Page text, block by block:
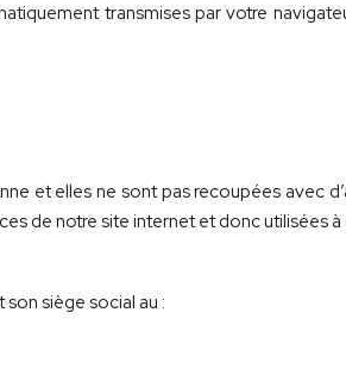
transmises par votre
et elles ne sont pas recoupées avec
de notre site internet et donc utilisées
siège social au :